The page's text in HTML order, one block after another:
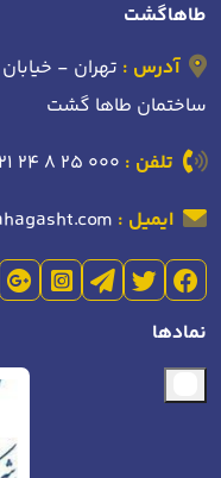
طاهاگشت
آدرس : تهران -
ساختمان طاها گشت
تلفن : 24 8 25 000
ایمیل :
نمادها